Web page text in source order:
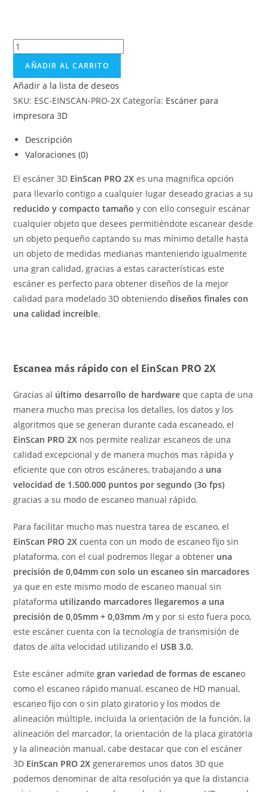
AÑADIR AL CARRITO
Añadir a la lista de deseos
SKU: ESC-EINSCAN-PRO-2X Categoría: Escáner para
impresora 3D
Descripción
Valoraciones (0)
El escáner 3D EinScan PRO 2X es una magnifica opción
para llevarlo contigo a cualquier lugar deseado gracias a su
reducido y compacto tamaño y con ello conseguir escánar
cualquier objeto que desees permitiéndote escanear desde
un objeto pequeño captando su mas mínimo detalle hasta
un objeto de medidas medianas manteniendo igualmente
una gran calidad, gracias a estas características este
escáner es perfecto para obtener diseños de la mejor
calidad para modelado 3D obteniendodiseños finales con
una calidad increíble.
Escanea más rápido con el EinScan PRO 2X
Gracias al último desarrollo de hardware que capta de una
manera mucho mas precisa los detalles, los datos y los
algoritmos que se generan durante cada escaneado, el
EinScan PRO 2X nos permite realizar escaneos de una
calidad excepcional y de manera muchos mas rápida y
eficiente que con otros escáneres, trabajando a una
velocidad de 1.500.000 puntos por segundo (3o fps)
gracias a su modo de escaneo manual rápido.
Para facilitar mucho mas nuestra tarea de escaneo, el
EinScan PRO 2X cuenta con un modo de escaneo fijo sin
plataforma, con el cual podremos llegar a obtener una
precisión de 0,04mm con solo un escaneo sin marcadores
ya que en este mismo modo de escaneo manual sin
plataforma utilizando marcadores llegaremos a una
precisión de 0,05mm + 0,03mm /m y por si esto fuera poco,
este escáner cuenta con la tecnología de transmisión de
datos de alta velocidad utilizando el USB 3.0.
Este escáner admitegran variedad de formas de escaneo
como el escaneo rápido manual, escaneo de HD manual,
escaneo fijo con o sin plato giratorio y los modos de
alineación múltiple, incluida la orientación de la función, la
alineación del marcador, la orientación de la placa giratoria
y la alineación manual, cabe destacar que con el escáner
3D EinScan PRO 2X generaremos unos datos 3D que
podemos denominar de alta resolución ya que la distancia